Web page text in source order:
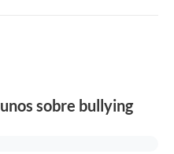
sobre bullying